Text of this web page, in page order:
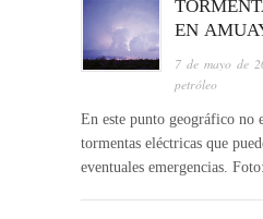
EN
7 de mayo de
petróleo
En este punto geográfico no
tormentas eléctricas que
eventuales emergencias.